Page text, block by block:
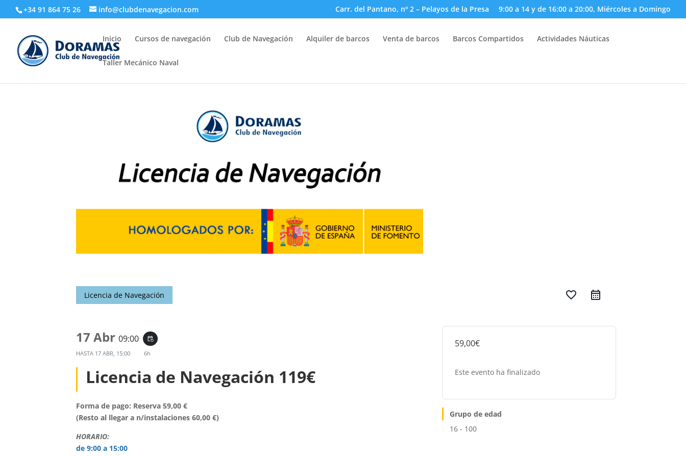
+34 91 864 75 26 info@clubdenavegacion.com Carr. del Pantano, nº 2 – Pelayos de la Presa 9:00 a 14 y de 16:00 a 20:00, Miércoles a Domingo
Inicio Cursos de navegación Club de Navegación Alquiler de barcos Venta de barcos Barcos Compartidos Actividades Náuticas
Taller Mecánico Naval
Licencia de Navegación favorite_border
17 Abr09:00 event_repeat
HASTA 17 ABR, 15:00 6h
Licencia de Navegación 119€
Forma de pago: Reserva 59,00 €
(Resto al llegar a n/instalaciones 60,00 €)
HORARIO:
de 9:00 a 15:00
59,00€
Este evento ha finalizado
Grupo de edad
16 - 100